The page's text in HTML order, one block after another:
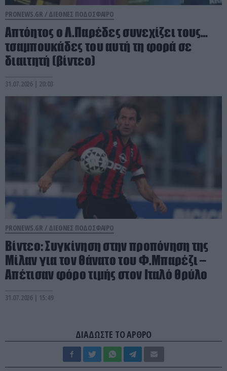
PRONEWS.GR / ΔΙΕΘΝΕΣ ΠΟΔΟΣΦΑΙΡΟ
Απτόητος ο Λ.Παρέδες συνεχίζει τους…
τσαμπουκάδες του αυτή τη φορά σε
διαιτητή (βίντεο)
31.07.2026 | 20:03
PRONEWS.GR / ΔΙΕΘΝΕΣ ΠΟΔΟΣΦΑΙΡΟ
Βίντεο: Συγκίνηση στην προπόνηση της
Μίλαν για τον θάνατο του Φ.Μπαρέζι –
Απέτισαν φόρο τιμής στον Ιταλό θρύλο
31.07.2026 | 15:49
ΔΙΑΔΩΣΤΕ ΤΟ ΑΡΘΡΟ